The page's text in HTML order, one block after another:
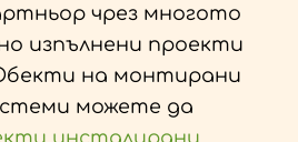
чрез многото
изпълнени проекти
на монтирани
можете да